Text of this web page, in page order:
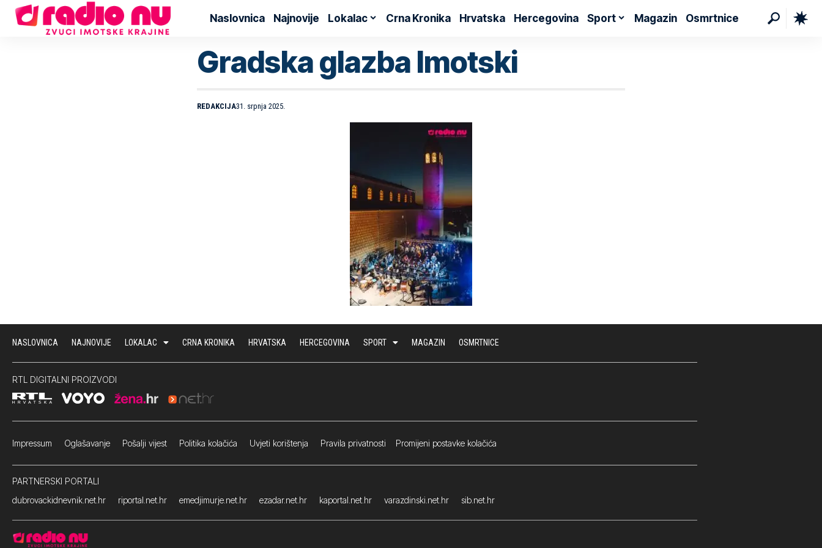
Naslovnica Najnovije Lokalac Crna Kronika Hrvatska Hercegovina Sport Magazin Osmrtnice
Gradska glazba Imotski
REDAKCIJA31. srpnja 2025.
NASLOVNICA NAJNOVIJE LOKALAC CRNA KRONIKA HRVATSKA HERCEGOVINA SPORT MAGAZIN OSMRTNICE
RTL DIGITALNI PROIZVODI
Impressum Oglašavanje Pošalji vijest Politika kolačića Uvjeti korištenja Pravila privatnosti Promijeni postavke kolačića
PARTNERSKI PORTALI
dubrovackidnevnik.net.hr
riportal.net.hr emedjimurje.net.hr ezadar.net.hr kaportal.net.hr varazdinski.net.hr sib.net.hr